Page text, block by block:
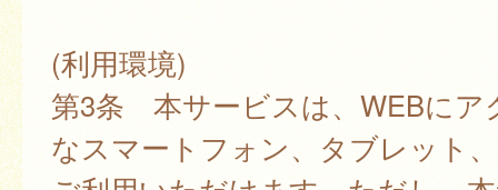
(利用環境)
第3条 本サービスは、WEBにア
なスマートフォン、タブレット